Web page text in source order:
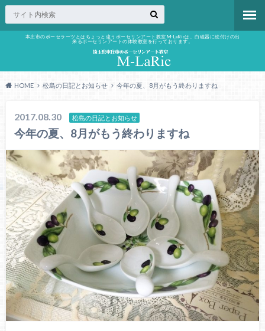
本庄市のポーセラーツとはちょっと違うポーセリンアート教室M-LaRicは、白磁器に絵付けの出
来るポーセリンアートの体験教室を行っております。
HOME 松島の日記とお知らせ 今年の夏、8月がもう終わりますね
2017.08.30 松島の日記とお知らせ
今年の夏、8月がもう終わりますね